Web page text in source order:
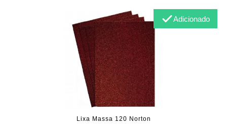
Lixa Massa 120 Norton
Adicionado